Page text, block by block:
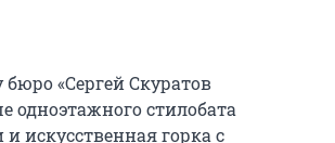
бюро «Сергей Скуратов
одноэтажного стилобата
искусственная горка с